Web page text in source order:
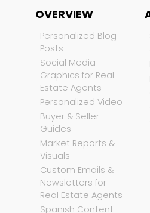
OVERVIEW
Personalized Blog
Posts
Social Media
Graphics for Real
Estate Agents
Personalized Video
Buyer & Seller
Guides
Market Reports &
Visuals
Custom Emails &
Newsletters for
Real Estate Agents
Spanish Content